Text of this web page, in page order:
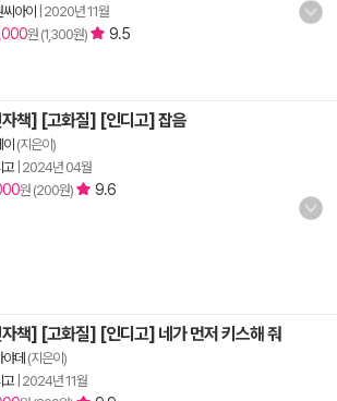
아이
2020년 11월
원 (1,300원) 9.5
책] [고화질] [인디고] 잡음
(지은이)
고| 2024년 04월
원 (200원) 9.6
책] [고화질] [인디고] 네가 먼저 키스해 줘
데 (지은이)
고| 2024년 11월